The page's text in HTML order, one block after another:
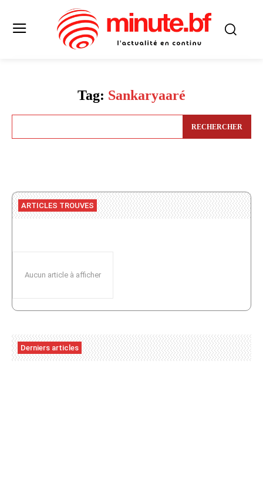
Tag: Sankaryaaré
RECHERCHER
ARTICLES TROUVES
Aucun article à afficher
Derniers articles